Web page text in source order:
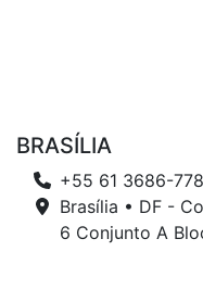
BRASÍLIA
+55 61 3686-
Brasília • DF -
6 Conjunto A